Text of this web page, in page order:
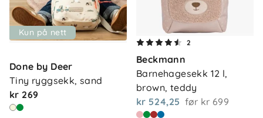
-Volum:13 L
Kun på nett
Done by Deer
Tiny ryggsekk, sand
kr 269
2
Beckmann
Barnehagesekk 12 l,
brown, teddy
kr 524,25 før kr 699
Om oss
Våre butikker
Vårt samfunnsansvar
Jobbe i Barnas Hus
Frakt og levering
Retur og reklamasjon
Salgsbetingelser